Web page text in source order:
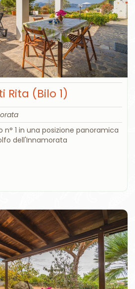
(Bilo 1)
1 in una posizione panoramica
dell'Innamorata